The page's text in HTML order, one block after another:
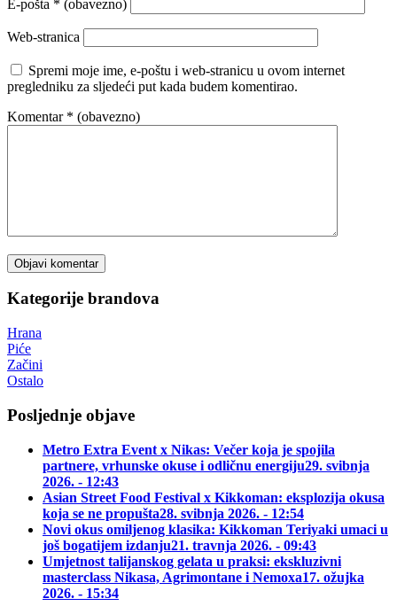
E-pošta * (obavezno)
Web-stranica
Spremi moje ime, e-poštu i web-stranicu u ovom internet
pregledniku za sljedeći put kada budem komentirao.
Komentar * (obavezno)
Kategorije brandova
Hrana
Piće
Začini
Ostalo
Posljednje objave
Metro Extra Event x Nikas: Večer koja je spojila
partnere, vrhunske okuse i odličnu energiju29. svibnja
2026. - 12:43
Asian Street Food Festival x Kikkoman: eksplozija okusa
koja se ne propušta28. svibnja 2026. - 12:54
Novi okus omiljenog klasika: Kikkoman Teriyaki umaci u
još bogatijem izdanju21. travnja 2026. - 09:43
Umjetnost talijanskog gelata u praksi: ekskluzivni
masterclass Nikasa, Agrimontane i Nemoxa17. ožujka
2026. - 15:34